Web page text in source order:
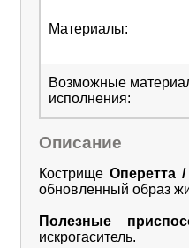
Материалы:
Возможные
исполнения:
Описание
Кострище Оперетта /
обновленный образ
Полезные
искрогаситель.